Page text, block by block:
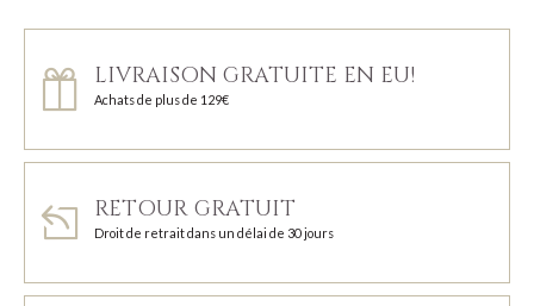
LIVRAISON GRATUITE EN EU!
Achats de plus de 129€
RETOUR GRATUIT
Droit de retrait dans un délai de 30 jours